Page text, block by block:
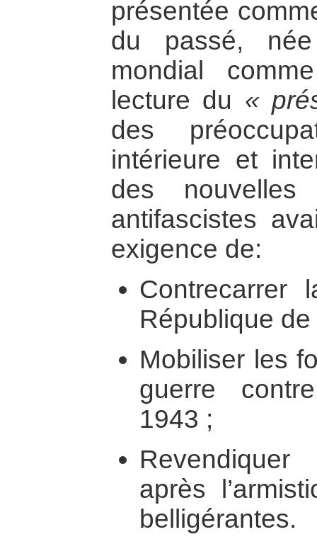
présentée
du passé,
mondial
lecture du «
des
intérieure et
des
antifascistes
exigence de:
Contrecarrer
République
Mobiliser les
guerre
1943 ;
après
belligérantes.